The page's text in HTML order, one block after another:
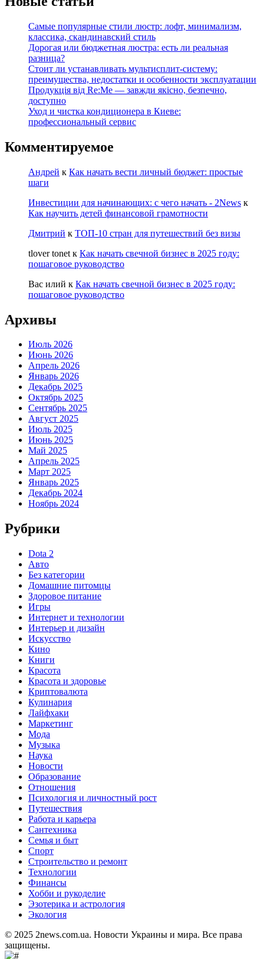
Самые популярные стили люстр: лофт, минимализм,
классика, скандинавский стиль
Дорогая или бюджетная люстра: есть ли реальная
разница?
Стоит ли устанавливать мультисплит-систему:
преимущества, недостатки и особенности эксплуатации
Продукція від Re:Me — завжди якісно, безпечно,
доступно
Уход и чистка кондиционера в Киеве:
профессиональный сервис
Комментируемое
Андрей к Как начать вести личный бюджет: простые
шаги
Инвестиции для начинающих: с чего начать - 2News к
Как научить детей финансовой грамотности
Дмитрий к ТОП-10 стран для путешествий без визы
tlover tonet к Как начать свечной бизнес в 2025 году:
пошаговое руководство
Вас илий к Как начать свечной бизнес в 2025 году:
пошаговое руководство
Архивы
Июль 2026
Июнь 2026
Апрель 2026
Январь 2026
Декабрь 2025
Октябрь 2025
Сентябрь 2025
Август 2025
Июль 2025
Июнь 2025
Май 2025
Апрель 2025
Март 2025
Январь 2025
Декабрь 2024
Ноябрь 2024
Рубрики
Dota 2
Авто
Без категории
Домашние питомцы
Здоровое питание
Игры
Интернет и технологии
Интерьер и дизайн
Искусство
Кино
Книги
Красота
Красота и здоровье
Криптовалюта
Кулинария
Лайфхаки
Маркетинг
Мода
Музыка
Наука
Новости
Образование
Отношения
Психология и личностный рост
Путешествия
Работа и карьера
Сантехника
Семья и быт
Спорт
Строительство и ремонт
Технологии
Финансы
Хобби и рукоделие
Эзотерика и астрология
Экология
© 2025 2news.com.ua. Новости Украины и мира. Все права
защищены.